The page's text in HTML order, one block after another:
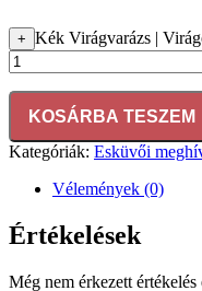
+ Kék Virágvarázs |
KOSÁRBA TESZEM
Kategóriák: Esküvői
Vélemények (0)
Értékelések
Még nem érkezett értékelés